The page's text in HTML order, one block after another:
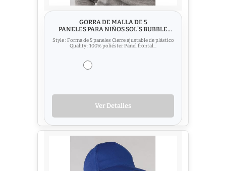
GORRA DE MALLA DE 5
PANELES PARA NIÑOS SOL'S BUBBLE
KIDS
Style : Forma de 5 paneles Cierre ajustable de plástico
Quality : 100% poliéster Panel frontal...
Ver Detalles